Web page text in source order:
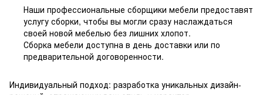
Наши профессиональные сборщики мебели предоставят
услугу сборки, чтобы вы могли сразу наслаждаться
своей новой мебелью без лишних хлопот.
Сборка мебели доступна в день доставки или по
предварительной договоренности.
Индивидуальный подход: разработка уникальных дизайн-